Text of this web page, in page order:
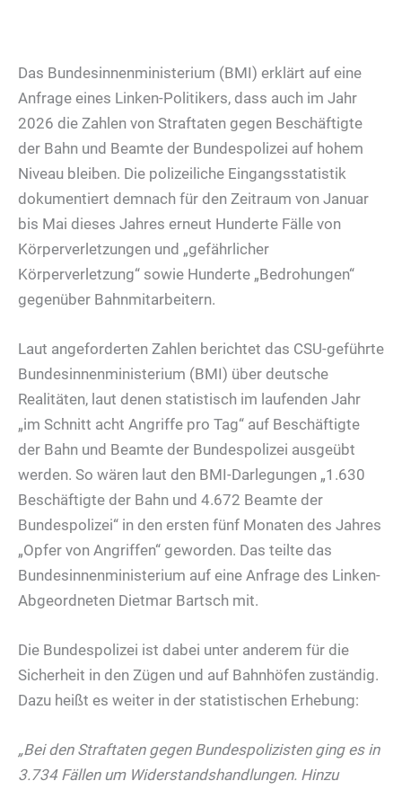
Das Bundesinnenministerium (BMI) erklärt auf eine
Anfrage eines Linken-Politikers, dass auch im Jahr
2026 die Zahlen von Straftaten gegen Beschäftigte
der Bahn und Beamte der Bundespolizei auf hohem
Niveau bleiben. Die polizeiliche Eingangsstatistik
dokumentiert demnach für den Zeitraum von Januar
bis Mai dieses Jahres erneut Hunderte Fälle von
Körperverletzungen und „gefährlicher
Körperverletzung“ sowie Hunderte „Bedrohungen“
gegenüber Bahnmitarbeitern.
Laut angeforderten Zahlen berichtet das CSU-geführte
Bundesinnenministerium (BMI) über deutsche
Realitäten, laut denen statistisch im laufenden Jahr
„im Schnitt acht Angriffe pro Tag“ auf Beschäftigte
der Bahn und Beamte der Bundespolizei ausgeübt
werden. So wären laut den BMI-Darlegungen „1.630
Beschäftigte der Bahn und 4.672 Beamte der
Bundespolizei“ in den ersten fünf Monaten des Jahres
„Opfer von Angriffen“ geworden. Das teilte das
Bundesinnenministerium auf eine Anfrage des Linken-
Abgeordneten Dietmar Bartsch mit.
Die Bundespolizei ist dabei unter anderem für die
Sicherheit in den Zügen und auf Bahnhöfen zuständig.
Dazu heißt es weiter in der statistischen Erhebung:
„Bei den Straftaten gegen Bundespolizisten ging es in
3.734 Fällen um Widerstandshandlungen. Hinzu